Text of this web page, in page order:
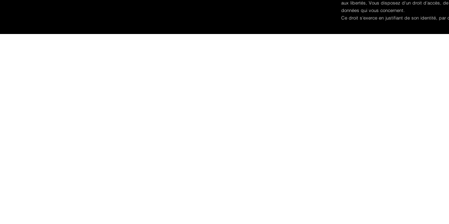
aux libertés, Vous disposez d'un droit d'accès,
données qui vous concernent.
Ce droit s'exerce en justifiant de son identité, par